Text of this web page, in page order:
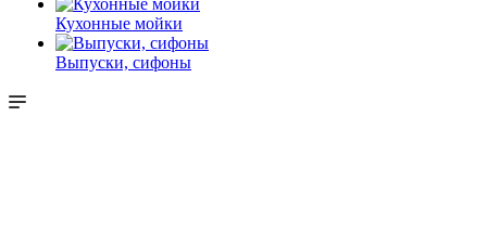
Кухонные мойки
Выпуски, сифоны